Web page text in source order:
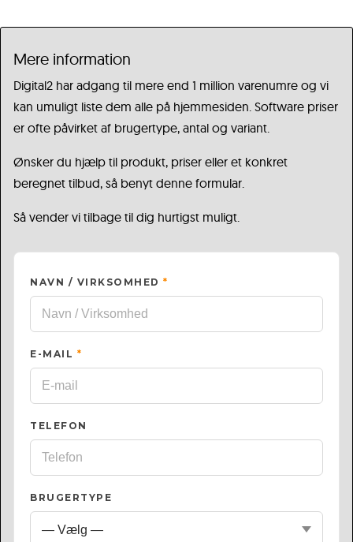
Mere information
Digital2 har adgang til mere end 1 million varenumre og vi
kan umuligt liste dem alle på hjemmesiden. Software priser
er ofte påvirket af brugertype, antal og variant.
Ønsker du hjælp til produkt, priser eller et konkret
beregnet tilbud, så benyt denne formular.
Så vender vi tilbage til dig hurtigst muligt.
NAVN / VIRKSOMHED *
E-MAIL *
TELEFON
BRUGERTYPE